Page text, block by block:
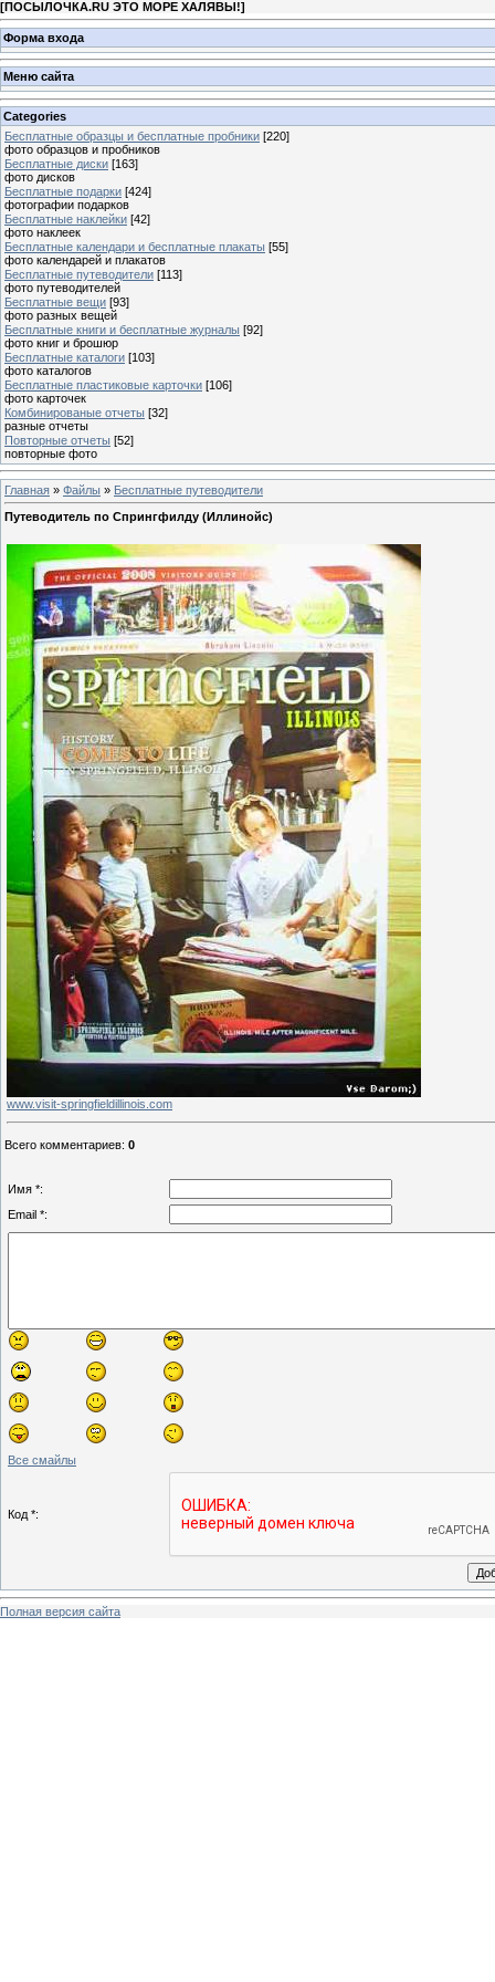
[ПОСЫЛОЧКА.RU ЭТО МОРЕ ХАЛЯВЫ!]
Форма входа
Меню сайта
Categories
Бесплатные образцы и бесплатные пробники [220]
фото образцов и пробников
Бесплатные диски [163]
фото дисков
Бесплатные подарки [424]
фотографии подарков
Бесплатные наклейки [42]
фото наклеек
Бесплатные календари и бесплатные плакаты [55]
фото календарей и плакатов
Бесплатные путеводители [113]
фото путеводителей
Бесплатные вещи [93]
фото разных вещей
Бесплатные книги и бесплатные журналы [92]
фото книг и брошюр
Бесплатные каталоги [103]
фото каталогов
Бесплатные пластиковые карточки [106]
фото карточек
Комбинированые отчеты [32]
разные отчеты
Повторные отчеты [52]
повторные фото
Главная » Файлы » Бесплатные путеводители
Путеводитель по Спрингфилду (Иллинойс)
www.visit-springfieldillinois.com
Всего комментариев: 0
Имя *:
Email *:
Все смайлы
Код *:
Полная версия сайта